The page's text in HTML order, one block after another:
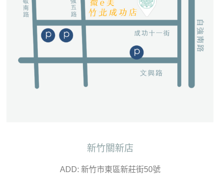
新竹關新店
ADD: 新竹市東區新莊街50號